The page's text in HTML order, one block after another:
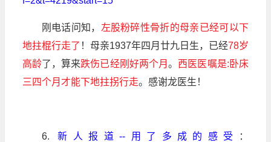
刚电话问知， 左股粉碎性骨折的母亲已经可以下
地拄棍行走了 ！母亲1937年四月廿九日生，已经78岁
高龄了，算来跌伤已经刚好两个月。 西医医嘱是:卧床
三四个月才能下地拄拐行走。感谢龙医生！
6.新人报道--用了多成的感受
：